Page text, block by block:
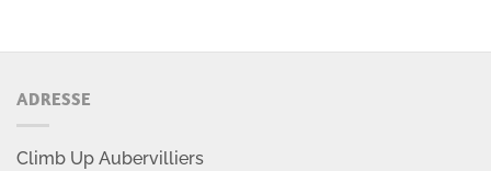
ADRESSE
Climb Up Aubervilliers